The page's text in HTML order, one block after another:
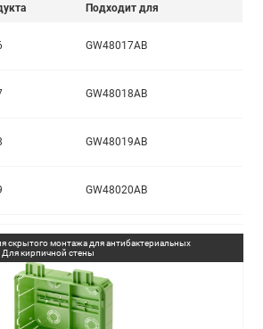
Подходит для
GW48017AB
GW48018AB
GW48019AB
GW48020AB
скрытого монтажа для антибактериальных
кирпичной стены